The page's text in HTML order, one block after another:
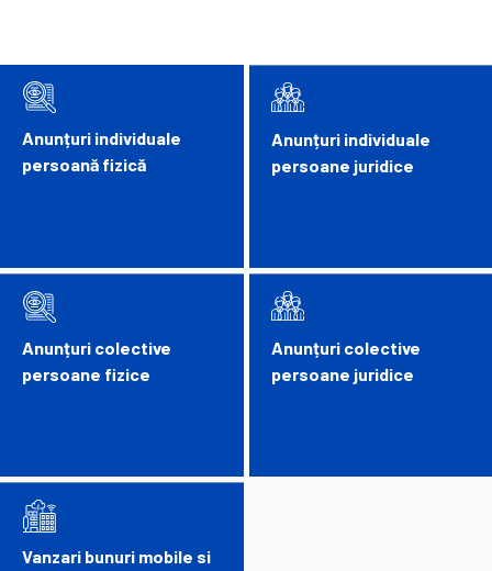
Anunțuri individuale
persoană fizică
Anunțuri colective
persoane fizice
Vanzari bunuri mobile si
Anunțuri individuale
persoane juridice
Anunțuri colective
persoane juridice